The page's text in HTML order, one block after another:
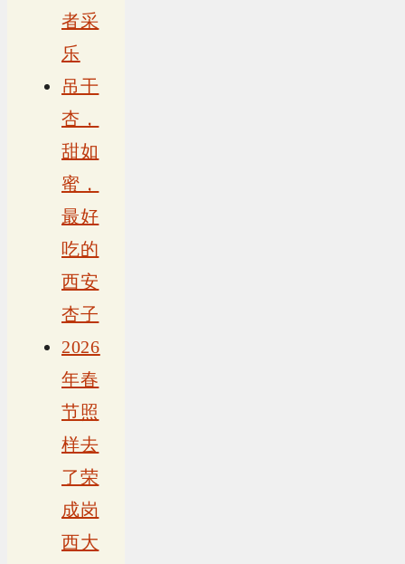
者采
乐
吊干
杏，
甜如
蜜，
最好
吃的
西安
杏子
2026
年春
节照
样去
了荣
成岗
西大